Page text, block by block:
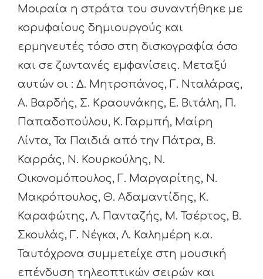
Μοιραία η στράτα του συναντήθηκε με
κορυφαίους δημιουργούς και
ερμηνευτές τόσο στη δισκογραφία όσο
και σε ζωντανές εμφανίσεις. Μεταξύ
αυτών οι : Δ. Μητροπάνος, Γ. Νταλάρας,
Α. Βαρδής, Σ. Κραουνάκης, Ε. Βιτάλη, Π.
Παπαδοπούλου, Κ. Γαρμπή, Μαίρη
Λίντα, Τα Παιδιά από την Πάτρα, Β.
Καρράς, Ν. Κουρκούλης, Ν.
Οικονομόπουλος, Γ. Μαργαρίτης, Ν.
Μακρόπουλος, Θ. Αδαμαντίδης, Κ.
Καραφώτης, Λ. Πανταζής, Μ. Τσέρτος, Β.
Σκουλάς, Γ. Νέγκα, Λ. Καλημέρη κ.α.
Ταυτόχρονα συμμετείχε στη μουσική
επένδυση τηλεοπτικών σειρών και